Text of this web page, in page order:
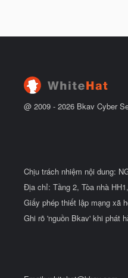
@ 2009 - 2026 Bkav Cyber
Chịu trách nhiệm nội dung:
Địa chỉ: Tầng 2, Tòa nhà
Giấy phép thiết lập mạng xã
Ghi rõ 'nguồn Bkav' khi phát